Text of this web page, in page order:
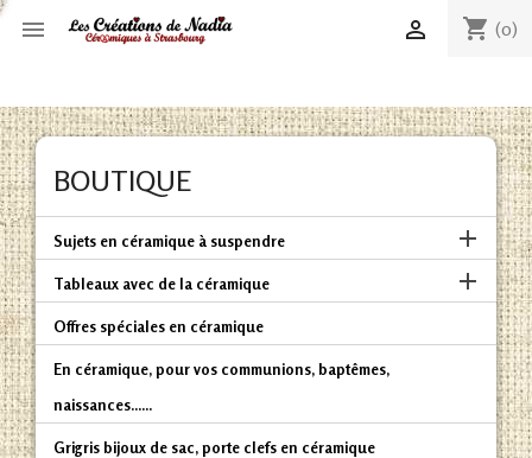
 shopping_cart (0)

BOUTIQUE
Sujets en céramique à suspendre 
Tableaux avec de la céramique 
Offres spéciales en céramique
En céramique, pour vos communions, baptêmes,
naissances......
Grigris bijoux de sac, porte clefs en céramique